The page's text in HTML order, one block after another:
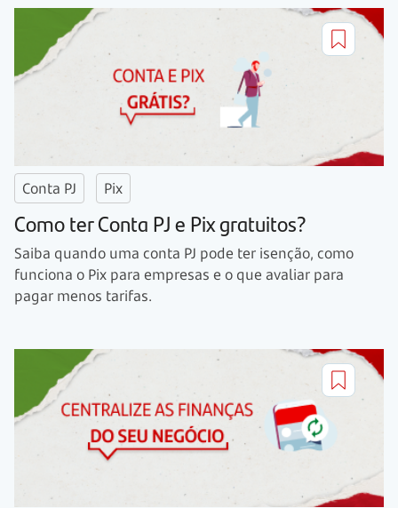
Conta PJ Pix
Como ter Conta PJ e Pix gratuitos?
Saiba quando uma conta PJ pode ter isenção, como
funciona o Pix para empresas e o que avaliar para
pagar menos tarifas.